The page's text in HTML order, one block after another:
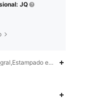
JQ
en Textura,Liso,A